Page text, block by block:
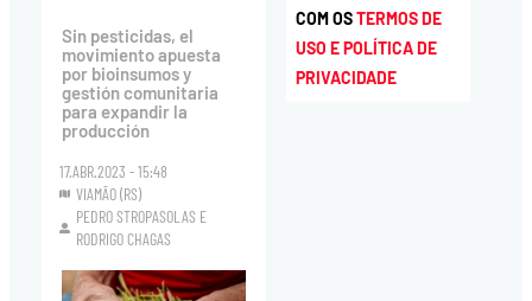
Sin pesticidas, el
movimiento apuesta
por bioinsumos y
gestión comunitaria
para expandir la
producción
17.ABR.2023 - 15:48
VIAMÃO (RS)
PEDRO STROPASOLAS E
RODRIGO CHAGAS
COM OSTERMOS DE
USO E POLÍTICA DE
PRIVACIDADE